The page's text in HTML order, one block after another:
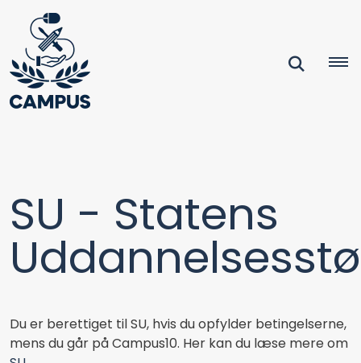
SU - Statens
Du er berettiget til SU, hvis du opfylder betingelserne,
mens du går på Campus10. Her kan du læse mere om